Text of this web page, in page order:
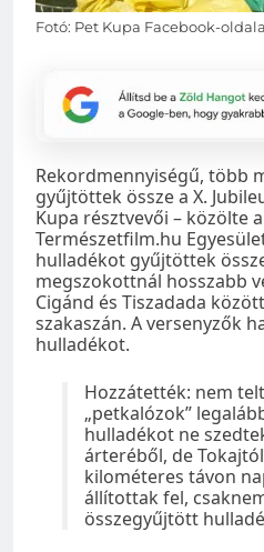
Fotó: Pet Kupa Facebook-oldala
Rekordmennyiségű, több
gyűjtöttek össze a X.
Kupa résztvevői – közölte
Természetfilm.hu
hulladékot gyűjtöttek
megszokottnál hosszabb
Cigánd és Tiszadada
szakaszán. A versenyzők
hulladékot.
Hozzátették: nem
„petkalózok”
hulladékot ne
árteréből, de
kilométeres távon
állítottak fel,
összegyűjtött